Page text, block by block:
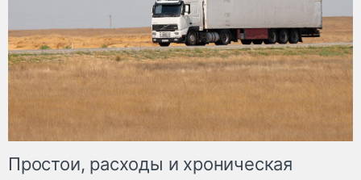
Простои, расходы и хроническая